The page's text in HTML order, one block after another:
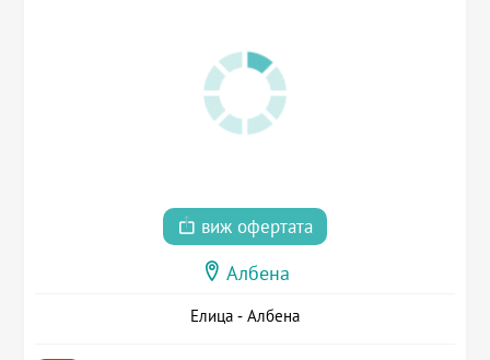
виж офертата
Албена
Елица - Албена